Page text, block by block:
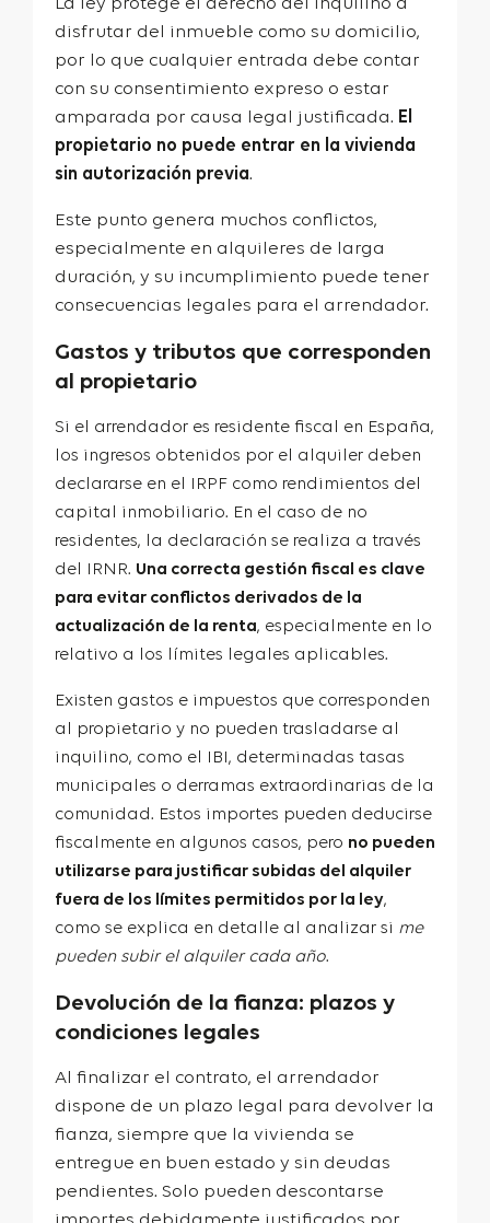
disfrutar del inmueble como su domicilio,
por lo que cualquier entrada debe contar
con su consentimiento expreso o estar
amparada por causa legal justificada. El
propietario no puede entrar en la vivienda
sin autorización previa.
Este punto genera muchos conflictos,
especialmente en alquileres de larga
duración, y su incumplimiento puede tener
consecuencias legales para el arrendador.
Gastos y tributos que corresponden
al propietario
Si el arrendador es residente fiscal en España,
los ingresos obtenidos por el alquiler deben
declararse en el IRPF como rendimientos del
capital inmobiliario. En el caso de no
residentes, la declaración se realiza a través
del IRNR. Una correcta gestión fiscal es clave
para evitar conflictos derivados de la
actualización de la renta, especialmente en lo
relativo a los límites legales aplicables.
Existen gastos e impuestos que corresponden
al propietario y no pueden trasladarse al
inquilino, como el IBI, determinadas tasas
municipales o derramas extraordinarias de la
comunidad. Estos importes pueden deducirse
fiscalmente en algunos casos, pero no pueden
utilizarse para justificar subidas del alquiler
fuera de los límites permitidos por la ley,
como se explica en detalle al analizar si me
pueden subir el alquiler cada año.
Devolución de la fianza: plazos y
condiciones legales
Al finalizar el contrato, el arrendador
dispone de un plazo legal para devolver la
fianza, siempre que la vivienda se
entregue en buen estado y sin deudas
pendientes. Solo pueden descontarse